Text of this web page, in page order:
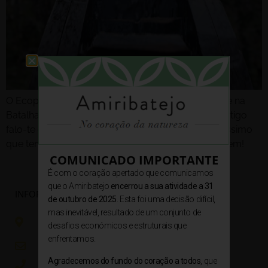
O Ecoparque Sensorial da Pia do Urso encontra-se na
Batalha e visitei-o há pouquíssimo tempo. Neste artigo
falo-te dele e da minha experiência neste sítio lindíssimo
INFORMAÇÕES
Rua Dr. António Maria Galhordas nº40, 2025-333
Amiais de Baixo
+351 964 822 893
COMUNICADO IMPORTANTE
É com o coração apertado que comunicamos
que o Amiribatejo encerrou a sua atividade a 31
de outubro de 2025. Esta foi uma decisão difícil,
mas inevitável, resultado de um conjunto de
desafios económicos e estruturais que
enfrentamos.
Agradecemos do fundo do coração a todos , que